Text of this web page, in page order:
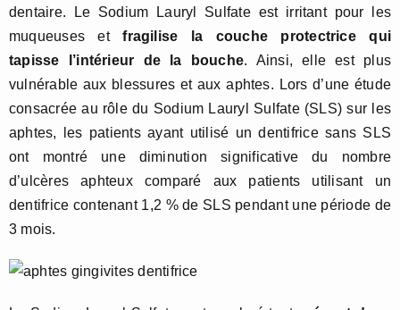
dentaire. Le Sodium Lauryl Sulfate est irritant pour les
muqueuses etfragilise la couche protectrice qui
tapisse l’intérieur de la bouche. Ainsi, elle est plus
vulnérable aux blessures et aux aphtes. Lors d’une étude
consacrée au rôle du Sodium Lauryl Sulfate (SLS) sur les
aphtes, les patients ayant utilisé un dentifrice sans SLS
ont montré une diminution significative du nombre
d’ulcères aphteux comparé aux patients utilisant un
dentifrice contenant 1,2 % de SLS pendant une période de
3 mois.